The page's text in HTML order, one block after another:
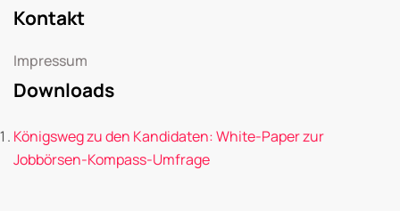
Kontakt
Impressum
Downloads
Königsweg zu den Kandidaten: White-Paper zur
Jobbörsen-Kompass-Umfrage